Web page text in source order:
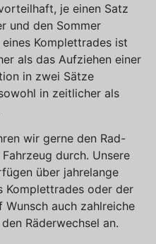
je einen Satz
und den Sommer
Komplettrades ist
als das Aufziehen einer
in zwei Sätze
in zeitlicher als
wir gerne den Rad-
durch. Unsere
über jahrelange
Komplettrades oder der
auch zahlreiche
Räderwechsel an.